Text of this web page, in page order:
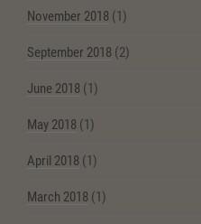
November 2018 (1)
September 2018 (2)
June 2018 (1)
May 2018 (1)
April 2018 (1)
March 2018 (1)